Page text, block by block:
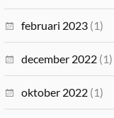
februari 2023 (1)
december 2022 (1)
oktober 2022 (1)